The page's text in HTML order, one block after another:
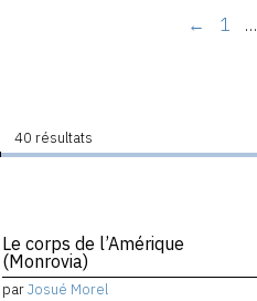
← 1 …
40 résultats
Le corps de l’Amérique
(Monrovia)
parJosué Morel